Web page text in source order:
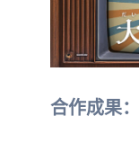
合作成果：